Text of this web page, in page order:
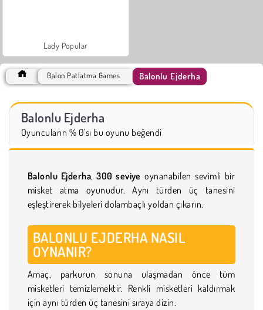
Lady Popular
Balon Patlatma Games Balonlu Ejderha
Balonlu Ejderha
Oyuncuların % 0'sı bu oyunu beğendi
Balonlu Ejderha,300 seviye oynanabilen sevimli bir
misket atma oyunudur. Aynı türden üç tanesini
eşleştirerek bilyeleri dolambaçlı yoldan çıkarın.
BALONLU EJDERHA NASIL
OYNANIR?
Amaç, parkurun sonuna ulaşmadan önce tüm
misketleri temizlemektir. Renkli misketleri kaldırmak
için aynı türden üç tanesini sıraya dizin.